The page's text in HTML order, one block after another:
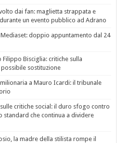
dai fan: maglietta strappata e
un evento pubblico ad Adrano
doppio appuntamento dal 24
Bisciglia: critiche sulla
sostituzione
a Mauro Icardi: il tribunale
critiche social: il duro sfogo contro
che continua a dividere
la madre della stilista rompe il